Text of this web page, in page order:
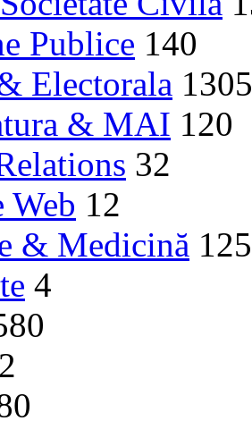
Publice 140
Electorala 1305
& MAI 120
32
Web 12
& Medicină 125
4